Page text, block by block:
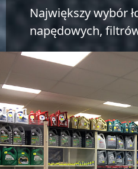
Największy wybór
napędowych,